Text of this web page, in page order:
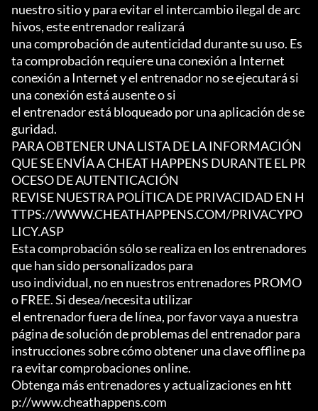
nuestro sitio y para evitar el intercambio ilegal de arc
hivos, este entrenador realizará
una comprobación de autenticidad durante su uso. Es
ta comprobación requiere una conexión a Internet
conexión a Internet y el entrenador no se ejecutará si
una conexión está ausente o si
el entrenador está bloqueado por una aplicación de se
guridad.
PARA OBTENER UNA LISTA DE LA INFORMACIÓN
QUE SE ENVÍA A CHEAT HAPPENS DURANTE EL PR
OCESO DE AUTENTICACIÓN
REVISE NUESTRA POLÍTICA DE PRIVACIDAD EN H
TTPS://WWW.CHEATHAPPENS.COM/PRIVACYPO
LICY.ASP
Esta comprobación sólo se realiza en los entrenadores
que han sido personalizados para
uso individual, no en nuestros entrenadores PROMO
o FREE. Si desea/necesita utilizar
el entrenador fuera de línea, por favor vaya a nuestra
página de solución de problemas del entrenador para
instrucciones sobre cómo obtener una clave offline pa
ra evitar comprobaciones online.
Obtenga más entrenadores y actualizaciones en htt
p://www.cheathappens.com